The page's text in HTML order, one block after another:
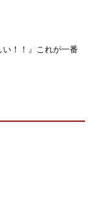
！！』これが一番